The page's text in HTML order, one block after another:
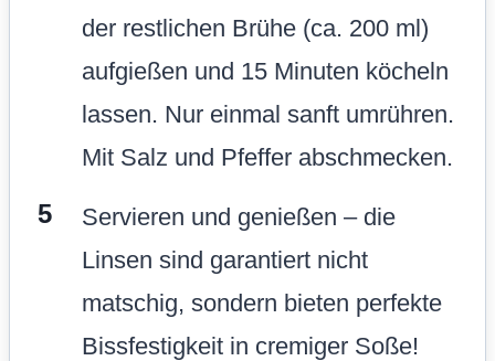
der restlichen Brühe (ca. 200 ml)
aufgießen und 15 Minuten köcheln
lassen. Nur einmal sanft umrühren.
Mit Salz und Pfeffer abschmecken.
Servieren und genießen – die
Linsen sind garantiert nicht
matschig, sondern bieten perfekte
Bissfestigkeit in cremiger Soße!